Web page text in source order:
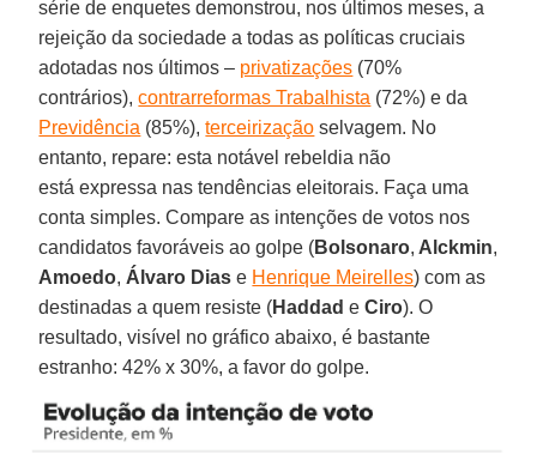
série de enquetes demonstrou, nos últimos meses, a
rejeição da sociedade a todas as políticas cruciais
adotadas nos últimos – privatizações (70%
contrários),contrarreformas Trabalhista (72%) e da
Previdência (85%),terceirização selvagem. No
entanto, repare: esta notável rebeldia não
está expressa nas tendências eleitorais. Faça uma
conta simples. Compare as intenções de votos nos
candidatos favoráveis ao golpe (Bolsonaro, Alckmin,
Amoedo, Álvaro Dias e Henrique Meirelles) com as
destinadas a quem resiste (Haddad eCiro). O
resultado, visível no gráfico abaixo, é bastante
estranho: 42% x 30%, a favor do golpe.